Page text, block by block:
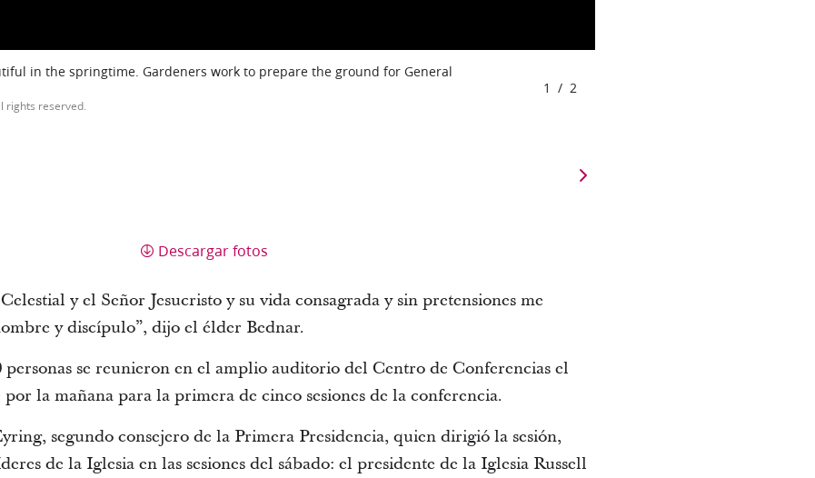
in the springtime. Gardeners work to prepare the ground for General
rights reserved.
1 / 2
Descargar fotos
y el Señor Jesucristo y su vida consagrada y sin pretensiones me
y discípulo”, dijo el élder Bednar.
personas se reunieron en el amplio auditorio del Centro de Conferencias el
por la mañana para la primera de cinco sesiones de la conferencia.
segundo consejero de la Primera Presidencia, quien dirigió la sesión,
de la Iglesia en las sesiones del sábado: el presidente de la Iglesia Russell